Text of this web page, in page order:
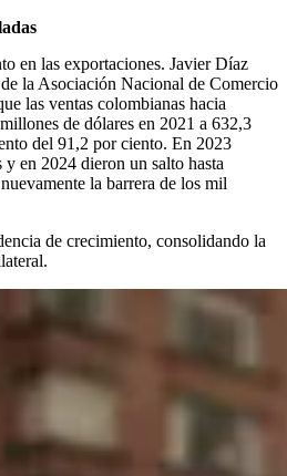
en las exportaciones. Javier Díaz
la Asociación Nacional de Comercio
las ventas colombianas hacia
de dólares en 2021 a 632,3
del 91,2 por ciento. En 2023
en 2024 dieron un salto hasta
la barrera de los mil
de crecimiento, consolidando la